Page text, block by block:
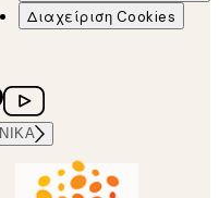
Διαχείριση Cookies